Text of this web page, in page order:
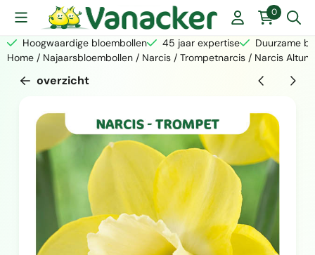
Cookievoorkeuren zijn momenteel gesloten. 0
Hoogwaardige bloembollen 45 jaar expertise
Duurzame
Home / Najaarsbloembollen / Narcis / Trompetnarcis / Narcis Altun
overzicht